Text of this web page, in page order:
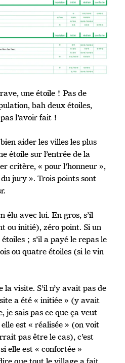
une étoile ! Pas de
bah deux étoiles,
l’avoir fait !
aider les villes les plus
étoile sur l’entrée de la
critère, « pour l’honneur »,
jury ». Trois points sont
élu avec lui. En gros, s’il
ou initié), zéro point. Si un
; s’il a payé le repas le
ou quatre étoiles (si le vin
visite. S’il n’y avait pas de
a été « initiée » (y avait
je sais pas ce que ça veut
est « réalisée » (on voit
pas être le cas), c’est
elle est « confortée »